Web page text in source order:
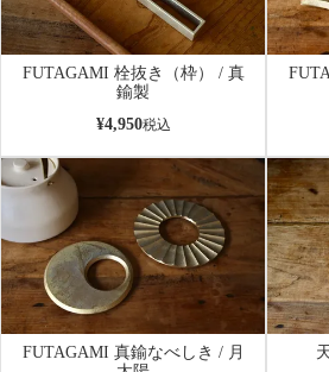
FUTAGAMI 栓抜き（枠） / 真
鍮製
¥4,950税込
FUTAGAMI 真鍮なべしき / 月